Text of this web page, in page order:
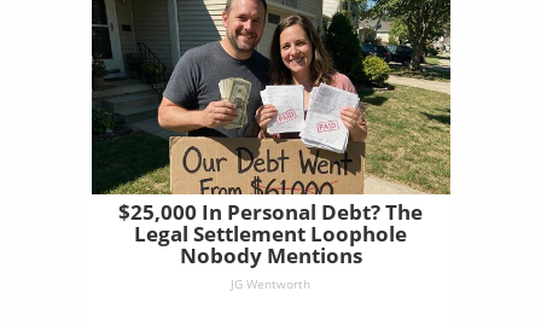
$25,000 In Personal Debt? The
Legal Settlement Loophole
Nobody Mentions
JG Wentworth